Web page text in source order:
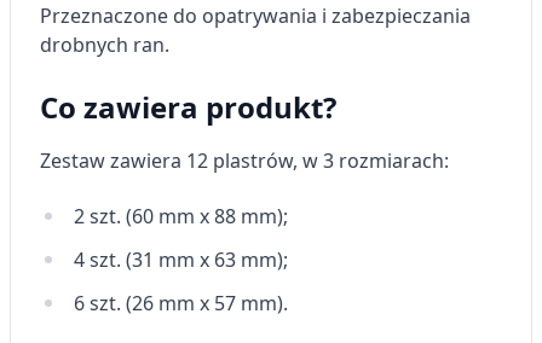
Przeznaczone do opatrywania i zabezpieczania
drobnych ran.
Co zawiera produkt?
Zestaw zawiera 12 plastrów, w 3 rozmiarach:
2 szt. (60 mm x 88 mm);
4 szt. (31 mm x 63 mm);
6 szt. (26 mm x 57 mm).
Wykorzystywanie profili w celu doboru
spersonalizowanych treści
Pomiar efektywności reklam
kombinacji danych z różnych źródeł
Rozwój i ulepszanie usług
Wykorzystywanie ograniczonych danych do